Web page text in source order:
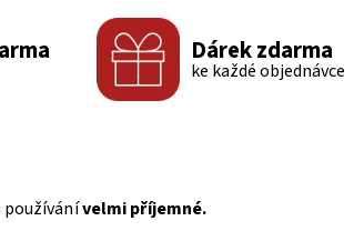
Dárek zdarma
ke každé objednávce
používánívelmi příjemné.